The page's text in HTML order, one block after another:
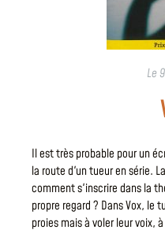
Le
Il est très probable pour un
la route d'un tueur en série.
comment s'inscrire dans la
propre regard ? Dans Vox, le
proies mais à voler leur voix,